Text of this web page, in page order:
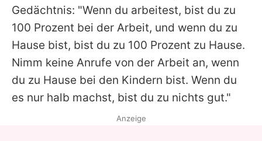
Gedächtnis: "Wenn du arbeitest, bist du zu
100 Prozent bei der Arbeit, und wenn du zu
Hause bist, bist du zu 100 Prozent zu Hause.
Nimm keine Anrufe von der Arbeit an, wenn
du zu Hause bei den Kindern bist. Wenn du
es nur halb machst, bist du zu nichts gut."
Anzeige